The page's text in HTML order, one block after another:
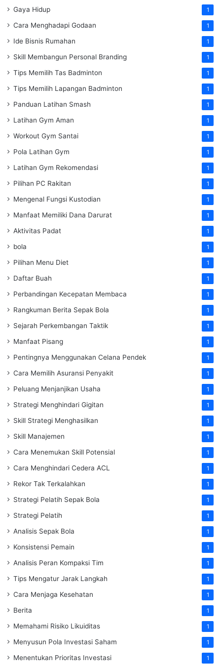
Gaya Hidup 1
Cara Menghadapi Godaan 1
Ide Bisnis Rumahan 1
Skill Membangun Personal Branding 1
Tips Memilih Tas Badminton 1
Tips Memilih Lapangan Badminton 1
Panduan Latihan Smash 1
Latihan Gym Aman 1
Workout Gym Santai 1
Pola Latihan Gym 1
Latihan Gym Rekomendasi 1
Pilihan PC Rakitan 1
Mengenal Fungsi Kustodian 1
Manfaat Memiliki Dana Darurat 1
Aktivitas Padat 1
bola 1
Pilihan Menu Diet 1
Daftar Buah 1
Perbandingan Kecepatan Membaca 1
Rangkuman Berita Sepak Bola 1
Sejarah Perkembangan Taktik 1
Manfaat Pisang 1
Pentingnya Menggunakan Celana Pendek 1
Cara Memilih Asuransi Penyakit 1
Peluang Menjanjikan Usaha 1
Strategi Menghindari Gigitan 1
Skill Strategi Menghasilkan 1
Skill Manajemen 1
Cara Menemukan Skill Potensial 1
Cara Menghindari Cedera ACL 1
Rekor Tak Terkalahkan 1
Strategi Pelatih Sepak Bola 1
Strategi Pelatih 1
Analisis Sepak Bola 1
Konsistensi Pemain 1
Analisis Peran Kompaksi Tim 1
Tips Mengatur Jarak Langkah 1
Cara Menjaga Kesehatan 1
Berita 1
Memahami Risiko Likuiditas 1
Menyusun Pola Investasi Saham 1
Menentukan Prioritas Investasi 1